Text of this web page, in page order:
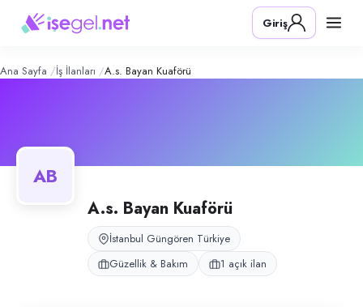
bayan kuaförü – Şirket Profili
Konum:
A.S. bayan kuaförü, Güngören, İstanbul bölgesinde güzellik & bakım
Giriş
Ana Sayfa İş İlanları A.s. Bayan Kuaförü
AB
A.s. Bayan Kuaförü
İstanbul Güngören Türkiye
Güzellik & Bakım
1 açık ilan